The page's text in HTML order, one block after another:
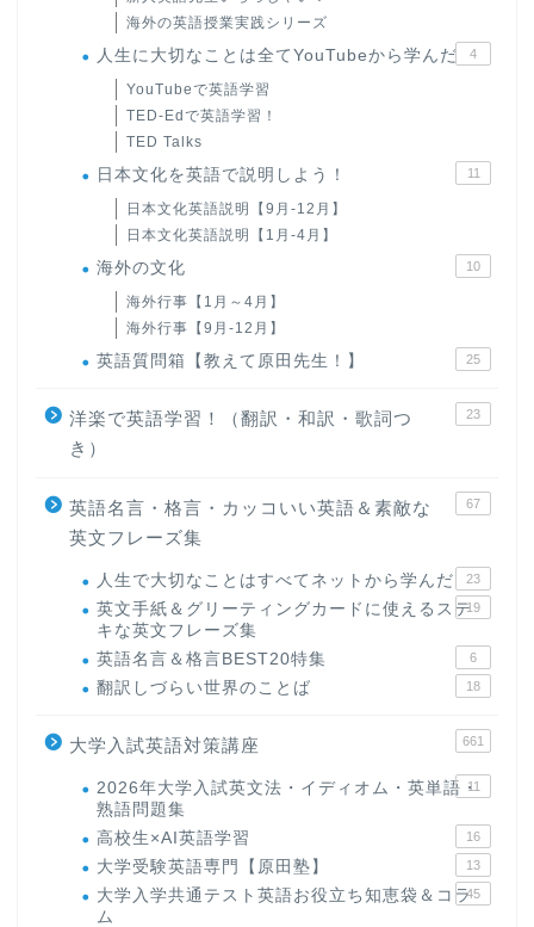
海外の英語授業実践シリーズ
人生に大切なことは全てYouTubeから学んだ 4
YouTubeで英語学習
TED-Edで英語学習！
TED Talks
日本文化を英語で説明しよう！ 11
日本文化英語説明【9月-12月】
日本文化英語説明【1月-4月】
海外の文化 10
海外行事【1月～4月】
海外行事【9月-12月】
英語質問箱【教えて原田先生！】 25
洋楽で英語学習！（翻訳・和訳・歌詞つ
き）
23
英語名言・格言・カッコいい英語＆素敵な
英文フレーズ集
67
人生で大切なことはすべてネットから学んだ 23
英文手紙＆グリーティングカードに使えるステ
キな英文フレーズ集
19
英語名言＆格言BEST20特集 6
翻訳しづらい世界のことば 18
大学入試英語対策講座 661
2026年大学入試英文法・イディオム・英単語・
熟語問題集
11
高校生×AI英語学習 16
大学受験英語専門【原田塾】 13
大学入学共通テスト英語お役立ち知恵袋＆コラ
ム
45